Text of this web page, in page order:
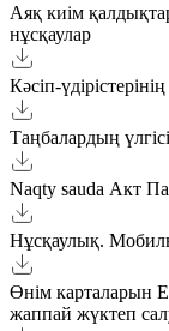
Аяқ киім
нұсқаулар
Кәсіп-
Таңбалардың үлгісі
Naqty sauda Акт
Нұсқаулық.
Өнім карталарын
жаппай жүктеп